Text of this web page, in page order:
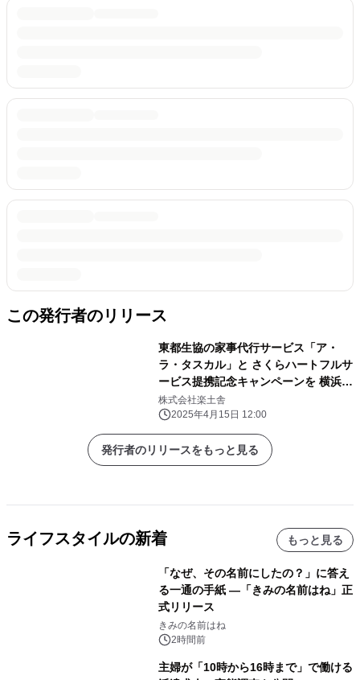
この発行者のリリース
東都生協の家事代行サービス「ア・
ラ・タスカル」と さくらハートフルサ
ービス提携記念キャンペーンを 横浜の
お客様限定で4月14日より実施！
株式会社楽土舎
2025年4月15日 12:00
発行者のリリースをもっと見る
ライフスタイルの新着 もっと見る
「なぜ、その名前にしたの？」に答え
る一通の手紙 ―「きみの名前はね」正
式リリース
きみの名前はね
2時間前
主婦が「10時から16時まで」で働ける